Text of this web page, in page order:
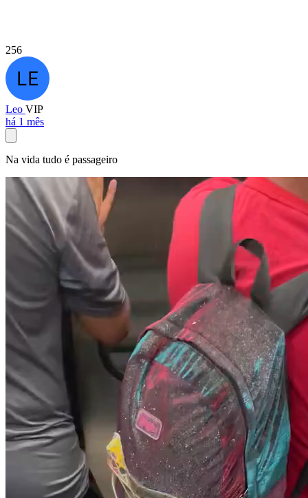
256
Leo VIP
há 1 mês
Na vida tudo é passageiro